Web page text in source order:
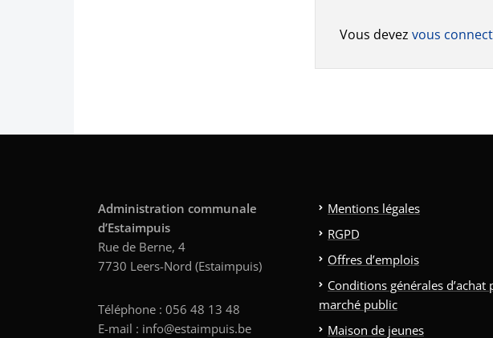
Vous devez vous
Administration communale
d’Estaimpuis
Rue de Berne, 4
7730 Leers-Nord (Estaimpuis)
Téléphone : 056 48 13 48
E-mail : info@estaimpuis.be
Mentions légales
RGPD
Offres d’emplois
Conditions générales d’achat
marché public
Maison de jeunes